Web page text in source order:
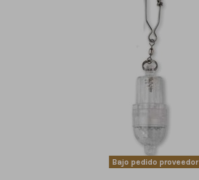
Bajo pedido proveedor